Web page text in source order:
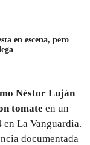
en escena, pero
Néstor Luján
tomate en un
La Vanguardia.
documentada